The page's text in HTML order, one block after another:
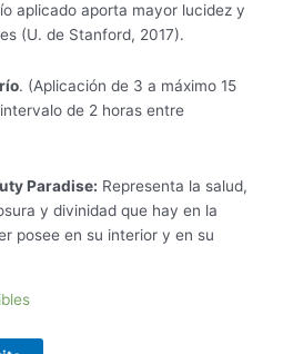
aplicado aporta mayor lucidez y
(U. de Stanford, 2017).
. (Aplicación de 3 a máximo 15
de 2 horas entre
Paradise: Representa la salud,
y divinidad que hay en la
posee en su interior y en su